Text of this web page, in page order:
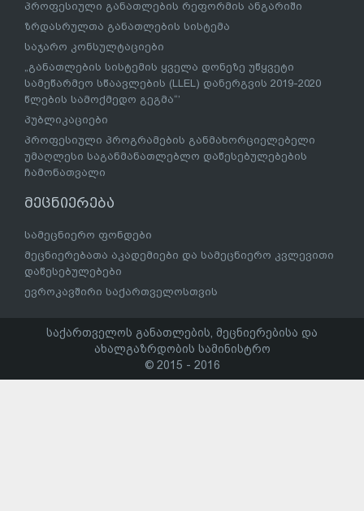
პროფესიული განათლების რეფორმის ანგარიში
ზრდასრულთა განათლების სისტემა
საჯარო კონსულტაციები
„განათლების სისტემის ყველა დონეზე უწყვეტი
სამეწარმეო სწაავლების (LLEL) დანერგვის 2019-2020
წლების სამოქმედო გეგმა“’
პუბლიკაციები
პროფესიული პროგრამების განმახორციელებელი
უმაღლესი საგანმანათლებლო დაწესებულებების
ჩამონათვალი
მეცნიერება
სამეცნიერო ფონდები
მეცნიერებათა აკადემიები და სამეცნიერო კვლევითი
დაწესებულებები
ევროკავშირი საქართველოსთვის
საქართველოს განათლების, მეცნიერებისა და
ახალგაზრდობის სამინისტრო
© 2015 - 2016